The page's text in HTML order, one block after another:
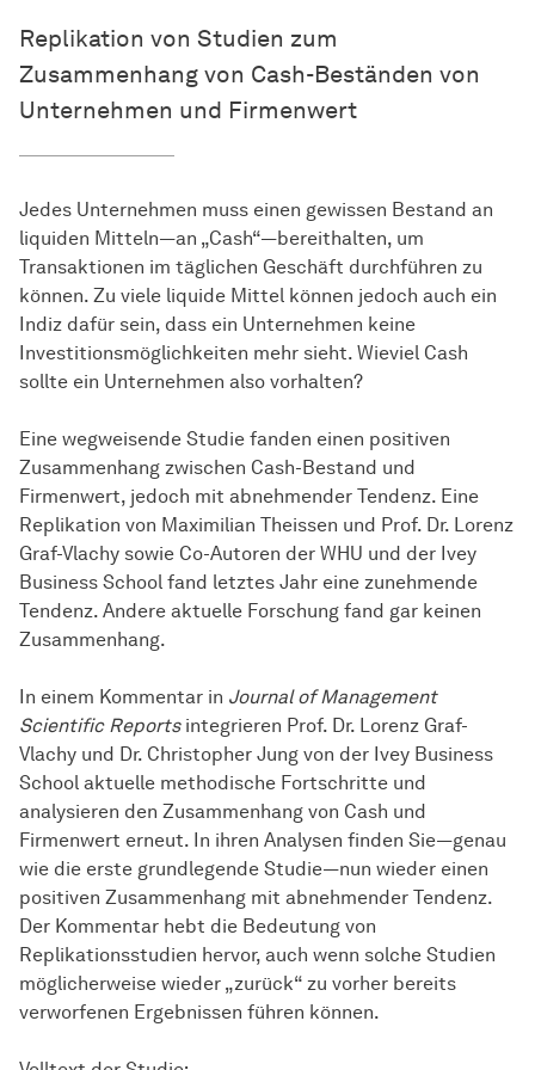
Replikation von Studien zum
Zusammenhang von Cash-Beständen von
Unternehmen und Firmenwert
Jedes Unternehmen muss einen gewissen Bestand an
liquiden Mitteln—an „Cash“—bereithalten, um
Transaktionen im täglichen Geschäft durchführen zu
können. Zu viele liquide Mittel können jedoch auch ein
Indiz dafür sein, dass ein Unternehmen keine
Investitionsmöglichkeiten mehr sieht. Wieviel Cash
sollte ein Unternehmen also vorhalten?
Eine wegweisende Studie fanden einen positiven
Zusammenhang zwischen Cash-Bestand und
Firmenwert, jedoch mit abnehmender Tendenz. Eine
Replikation von Maximilian Theissen und Prof. Dr. Lorenz
Graf-Vlachy sowie Co-Autoren der WHU und der Ivey
Business School fand letztes Jahr eine zunehmende
Tendenz. Andere aktuelle Forschung fand gar keinen
Zusammenhang.
In einem Kommentar in Journal of Management
Scientific Reportsintegrieren Prof. Dr. Lorenz Graf-
Vlachy und Dr. Christopher Jung von der Ivey Business
School aktuelle methodische Fortschritte und
analysieren den Zusammenhang von Cash und
Firmenwert erneut. In ihren Analysen finden Sie—genau
wie die erste grundlegende Studie—nun wieder einen
positiven Zusammenhang mit abnehmender Tendenz.
Der Kommentar hebt die Bedeutung von
Replikationsstudien hervor, auch wenn solche Studien
möglicherweise wieder „zurück“ zu vorher bereits
verworfenen Ergebnissen führen können.